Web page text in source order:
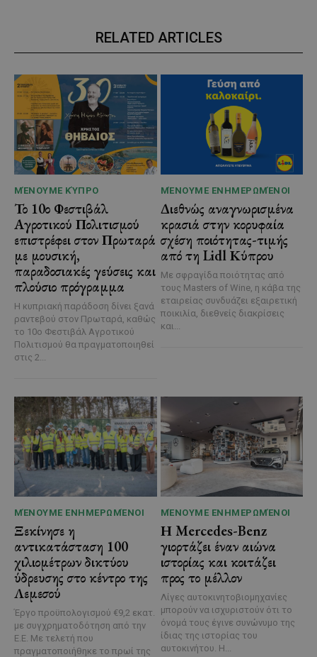
RELATED ARTICLES
ΜΈΝΟΥΜΕ ΚΎΠΡΟ
Το 10ο Φεστιβάλ
Αγροτικού Πολιτισμού
επιστρέφει στον Πρωταρά
με μουσική,
παραδοσιακές γεύσεις και
πλούσιο πρόγραμμα
Η κυπριακή παράδοση δίνει ξανά
ραντεβού στον Πρωταρά, καθώς
το 10ο Φεστιβάλ Αγροτικού
Πολιτισμού θα πραγματοποιηθεί
στις 2...
ΜΈΝΟΥΜΕ ΕΝΗΜΕΡΩΜΈΝΟΙ
Διεθνώς αναγνωρισμένα
κρασιά στην κορυφαία
σχέση ποιότητας-τιμής
από τη Lidl Κύπρου
Με σφραγίδα ποιότητας από
τους Masters of Wine, η κάβα της
εταιρείας συνδυάζει εξαιρετική
ποικιλία, διεθνείς διακρίσεις
και...
ΜΈΝΟΥΜΕ ΕΝΗΜΕΡΩΜΈΝΟΙ
Ξεκίνησε η
αντικατάσταση 100
χιλιομέτρων δικτύου
ύδρευσης στο κέντρο της
Λεμεσού
Έργο προϋπολογισμού €9,2 εκατ.
με συγχρηματοδότηση από την
Ε.Ε. Με τελετή που
πραγματοποιήθηκε το πρωί της
ΜΈΝΟΥΜΕ ΕΝΗΜΕΡΩΜΈΝΟΙ
Η Mercedes-Benz
γιορτάζει έναν αιώνα
ιστορίας και κοιτάζει
προς το μέλλον
Λίγες αυτοκινητοβιομηχανίες
μπορούν να ισχυριστούν ότι το
όνομά τους έγινε συνώνυμο της
ίδιας της ιστορίας του
αυτοκινήτου. Η...